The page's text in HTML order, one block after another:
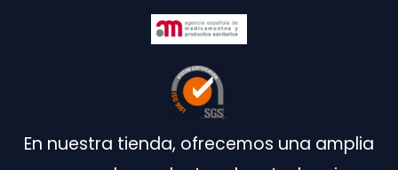
En nuestra tienda, ofrecemos una amplia